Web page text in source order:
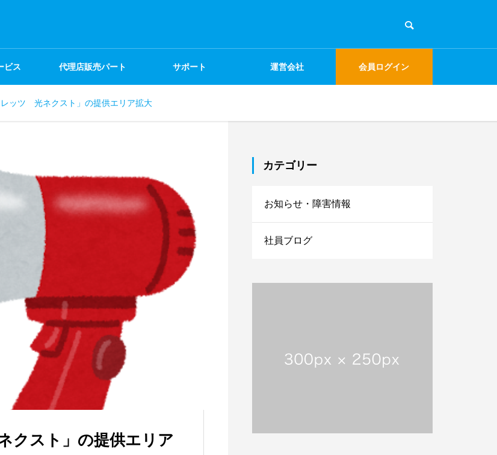
ビス 代理店販売パート
ナー
サポート 運営会社 会員ログイン
ッツ 光ネクスト」の提供エリア拡大
クスト」の提供エリア
カテゴリー
お知らせ・障害情報
社員ブログ
【祝・創業25周年】沖縄
タイムスに掲載されまし
備工事のお知らせ